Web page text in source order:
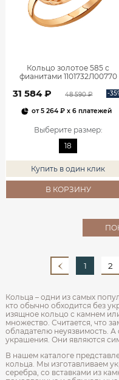
Кольцо золотое 585 с
фианитами 1101732Л00770
31 584 ₽ 48 590 ₽ -
от5 264 ₽ x 6 платежей
Выберите размер:
18
Купить в один клик
В КОРЗИНУ
1 2
Кольца – одни из самых
кто обычно обходится без
изящное кольцо с камнем
множество. Считается, что
обладателю неуязвимость. А
украшения. Они являются
В нашем каталоге
кольца. Мы изготавливаем
серебра, со вставками из